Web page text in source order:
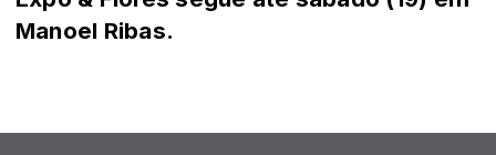
Manoel Ribas.